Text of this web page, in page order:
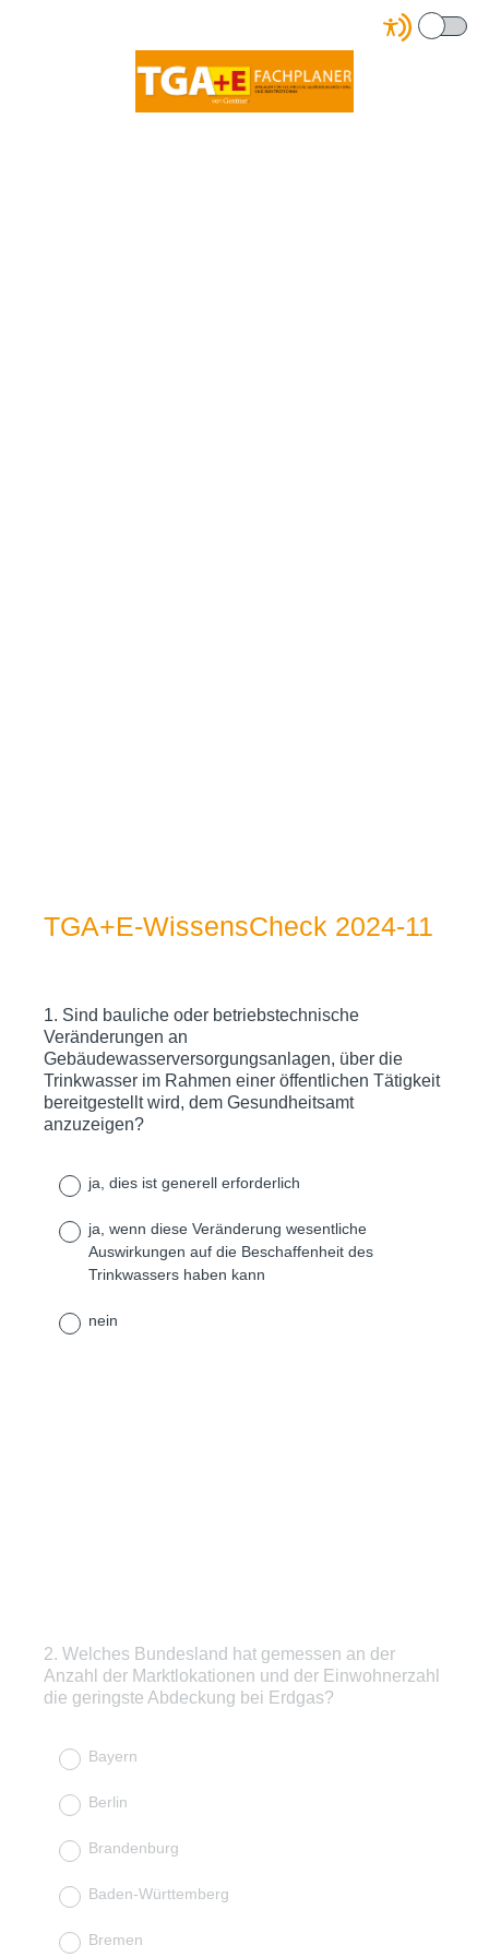
TGA+E-WissensCheck 2024-11
Question
Title
1. Sind bauliche oder betriebstechnische
Veränderungen an
Gebäudewasserversorgungsanlagen, über die
Trinkwasser im Rahmen einer öffentlichen Tätigkeit
bereitgestellt wird, dem Gesundheitsamt
anzuzeigen?
ja, dies ist generell erforderlich
ja, wenn diese Veränderung wesentliche
Auswirkungen auf die Beschaffenheit des
Trinkwassers haben kann
nein
Question
Title
2. Welches Bundesland hat gemessen an der
Anzahl der Marktlokationen und der Einwohnerzahl
die geringste Abdeckung bei Erdgas?
Bayern
Berlin
Brandenburg
Baden-Württemberg
Bremen